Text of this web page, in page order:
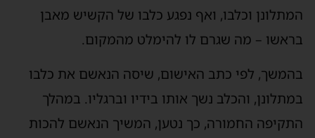
המתלונן וכלבו, ואף נפגע כלבו של הקשיש מאבן
בראשו – מה שגרם לו להימלט מהמקום.
בהמשך, לפי כתב האישום, שיסה הנאשם את כלבו
במתלונן, והכלב נשך אותו בידיו וברגליו. במהלך
התקיפה החמורה, כך נטען, המשיך הנאשם להכות